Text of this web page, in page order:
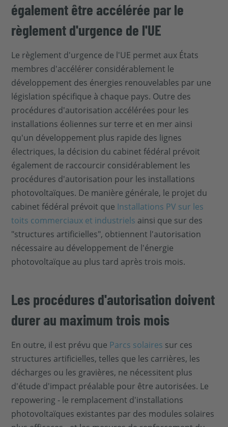
également être accélérée par le
règlement d'urgence de l'UE
Le règlement d'urgence de l'UE permet aux États
membres d'accélérer considérablement le
développement des énergies renouvelables par une
législation spécifique à chaque pays. Outre des
procédures d'autorisation accélérées pour les
installations éoliennes sur terre et en mer ainsi
qu'un développement plus rapide des lignes
électriques, la décision du cabinet fédéral prévoit
également de raccourcir considérablement les
procédures d'autorisation pour les installations
photovoltaïques. De manière générale, le projet du
cabinet fédéral prévoit que Installations PV sur les
toits commerciaux et industriels ainsi que sur des
"structures artificielles", obtiennent l'autorisation
nécessaire au développement de l'énergie
photovoltaïque au plus tard après trois mois.
Les procédures d'autorisation doivent
durer au maximum trois mois
En outre, il est prévu que Parcs solaires sur ces
structures artificielles, telles que les carrières, les
décharges ou les gravières, ne nécessitent plus
d'étude d'impact préalable pour être autorisées. Le
repowering - le remplacement d'installations
photovoltaïques existantes par des modules solaires